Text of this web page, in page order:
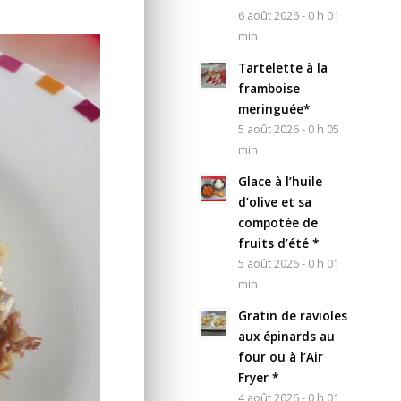
6 août 2026 - 0 h 01
min
Tartelette à la
framboise
meringuée*
5 août 2026 - 0 h 05
min
Glace à l’huile
d’olive et sa
compotée de
fruits d’été *
5 août 2026 - 0 h 01
min
Gratin de ravioles
aux épinards au
four ou à l’Air
Fryer *
4 août 2026 - 0 h 01